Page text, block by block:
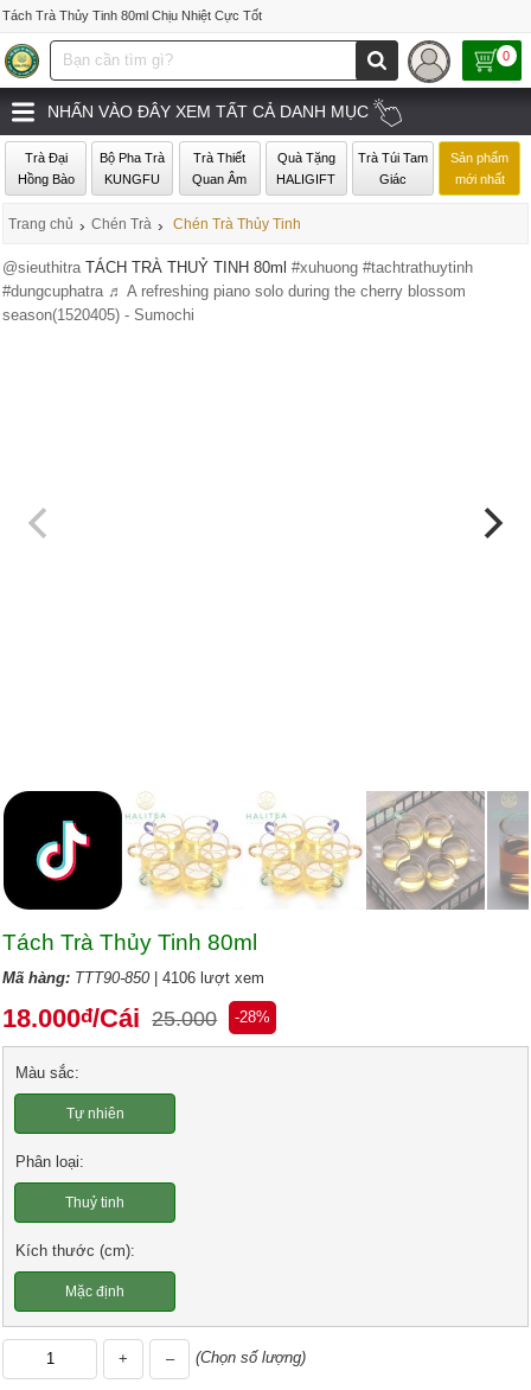
Tách Trà Thủy Tinh 80ml Chịu Nhiệt Cực Tốt
0
NHẤN VÀO ĐÂY XEM TẤT CẢ DANH MỤC
Trà Đại
Hồng Bào
Bộ Pha Trà
KUNGFU
Trà Thiết
Quan Âm
Quà Tặng
HALIGIFT
Trà Túi Tam
Giác
Sản phẩm
mới nhất
Trang chủ › Chén Trà › Chén Trà Thủy Tinh
@sieuthitraTÁCH TRÀ THUỶ TINH 80ml#xuhuong #tachtrathuytinh
#dungcuphatra ♬ A refreshing piano solo during the cherry blossom
season(1520405) - Sumochi
Tách Trà Thủy Tinh 80ml
Mã hàng: TTT90-850 | 4106 lượt xem
18.000đ/Cái 25.000 -28%
Màu sắc:
Tự nhiên
Phân loại:
Thuỷ tinh
Kích thước (cm):
Mặc định
+ – (Chọn số lượng)